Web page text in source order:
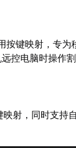
按键映射，专为
控电脑时操作割
映射，同时支持